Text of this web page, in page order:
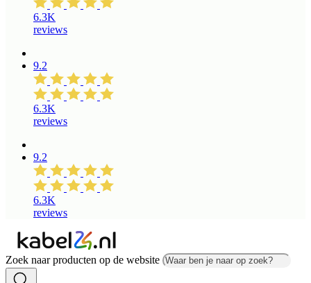
6.3K
reviews
9.2
6.3K
reviews
9.2
6.3K
reviews
Zoek naar producten op de website